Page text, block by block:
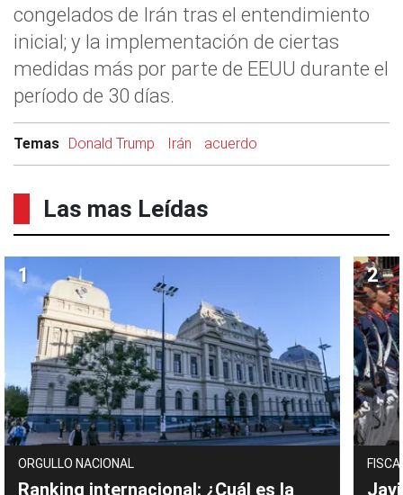
congelados de Irán tras el entendimiento
inicial; y la implementación de ciertas
medidas más por parte de EEUU durante el
período de 30 días.
Temas Donald Trump Irán acuerdo
Las mas Leídas
ORGULLO NACIONAL
Ranking internacional: ¿Cuál es la